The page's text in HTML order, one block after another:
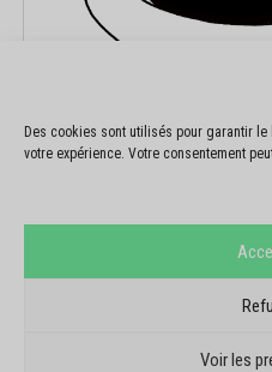
Des cookies sont utilisés pour garantir
votre expérience. Votre consentement
Voir les